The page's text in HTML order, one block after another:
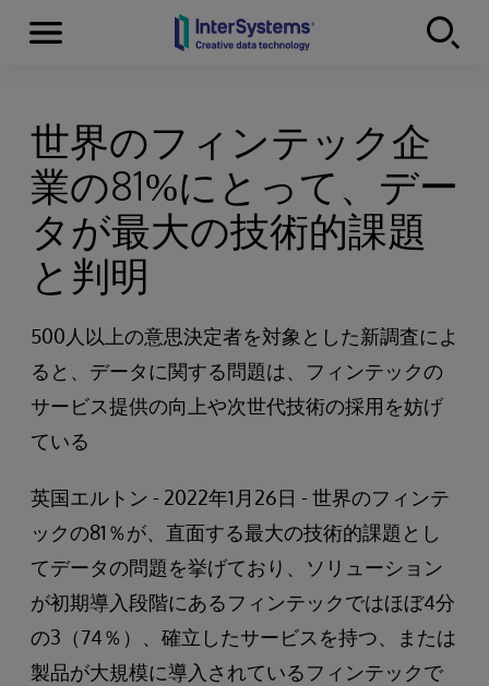
Skip to content
Menu
世界のフィンテック企
業の81%にとって、デー
タが最大の技術的課題
と判明
500人以上の意思決定者を対象とした新調査によ
ると、データに関する問題は、フィンテックの
サービス提供の向上や次世代技術の採用を妨げ
ている
英国エルトン - 2022年1月26日 - 世界のフィンテ
ックの81％が、直面する最大の技術的課題とし
てデータの問題を挙げており、ソリューション
が初期導入段階にあるフィンテックではほぼ4分
の3（74％）、確立したサービスを持つ、または
製品が大規模に導入されているフィンテックで